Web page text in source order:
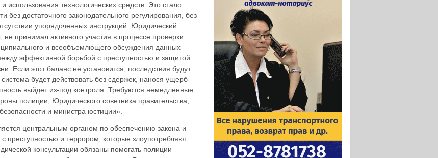
использования технологических средств. Это стало
без достаточного законодательного регулирования, без
упорядоченных инструкций. Юридический
не принимал активного участия в процессе проверки
и всеобъемлющего обсуждения данных
эффективной борьбой с преступностью и защитой
Если этот баланс не установится, последствия будут
будет действовать без сдержек, нанося ущерб
выйдет из-под контроля. Требуются немедленные
полиции, Юридического советника правительства,
и министра юстиции».
центральным органом по обеспечению закона и
преступностью и террором, которые злоупотребляют
консультации обязаны помогать полиции